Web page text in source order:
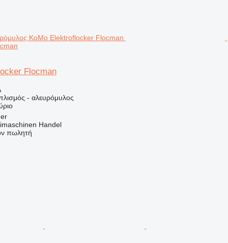
Flocman
- αλευρόμυλος
Handel
πωλητή